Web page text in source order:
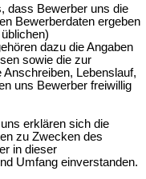
dass Bewerber uns die
Bewerberdaten ergeben
dazu die Angaben
sowie die zur
Lebenslauf,
uns Bewerber freiwillig
erklären sich die
zu Zwecken des
in dieser
Umfang einverstanden.